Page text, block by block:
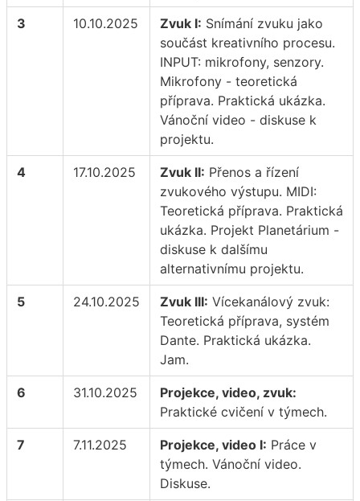
3 10.10.2025 Zvuk I: Snímání zvuku jako
součást kreativního procesu.
INPUT: mikrofony, senzory.
Mikrofony - teoretická
příprava. Praktická ukázka.
Vánoční video - diskuse k
projektu.
4 17.10.2025 Zvuk II: Přenos a řízení
zvukového výstupu. MIDI:
Teoretická příprava. Praktická
ukázka. Projekt Planetárium -
diskuse k dalšímu
alternativnímu projektu.
5 24.10.2025 Zvuk III: Vícekanálový zvuk:
Teoretická příprava, systém
Dante. Praktická ukázka.
Jam.
6 31.10.2025
Projekce, video, zvuk:
Praktické cvičení v týmech.
7 7.11.2025 Projekce, video I: Práce v
týmech. Vánoční video.
Diskuse.